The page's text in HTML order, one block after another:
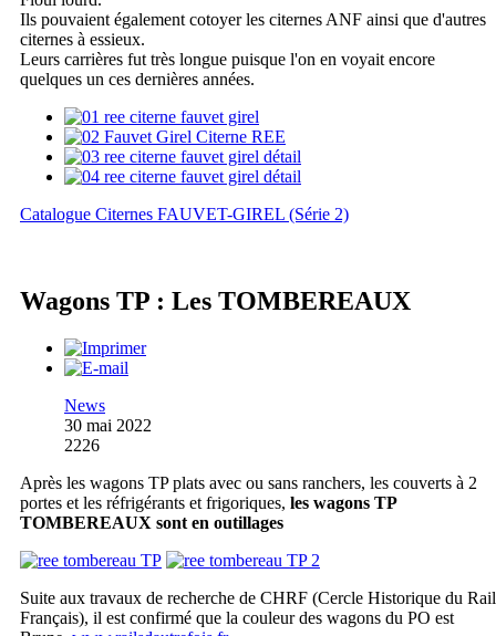
Ils pouvaient également cotoyer les citernes ANF ainsi que d'autres
citernes à essieux.
Leurs carrières fut très longue puisque l'on en voyait encore
quelques un ces dernières années.
Catalogue Citernes FAUVET-GIREL (Série 2)
Wagons TP : Les TOMBEREAUX
News
30 mai 2022
2226
Après les wagons TP plats avec ou sans ranchers, les couverts à 2
portes et les réfrigérants et frigoriques, les wagons TP
TOMBEREAUX sont en outillages
Suite aux travaux de recherche de CHRF (Cercle Historique du Rail
Français), il est confirmé que la couleur des wagons du PO est